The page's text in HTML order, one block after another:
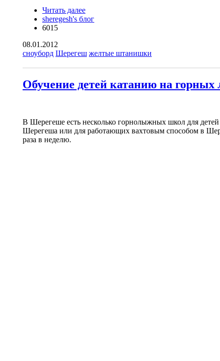
Читать далее
Хозяйку огня
sheregesh's блог
6015
08.01.2012
сноуборд Шерегеш желтые штанишки
Обучение детей катанию на
В Шерегеше есть несколько горнолыжных школ для
Шерегеша или для работающих вахтовым способом в
раза в неделю.